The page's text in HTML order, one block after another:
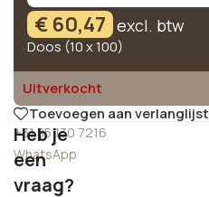
€ 60,47 excl. btw
Doos (10 x 100)
Uitverkocht
Toevoegen aan verlanglijst
+31 85 130 7216
WhatsApp
Heb je
een
vraag?